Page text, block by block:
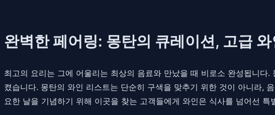
완벽한 페어링: 몽탄의 큐레이션, 고급
최고의 요리는 그에 어울리는 최상의 음료와 만났을 때 비로소 완성됩니다
켰습니다. 몽탄의 와인 리스트는 단순히 구색을 맞추기 위한 것이 아니라,
요한 날을 기념하기 위해 이곳을 찾는 고객들에게 와인은 식사를 넘어선 특